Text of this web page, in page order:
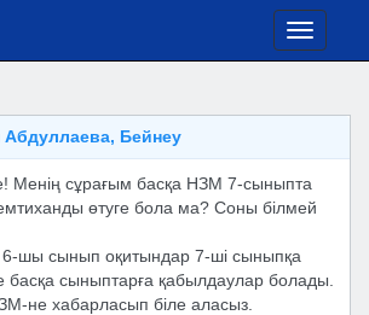
Toggle
Абдуллаева, Бейнеу
Менің сұрағым басқа НЗМ 7-сыныпта
өтуге бола ма? Соны білмей
6-шы сынып оқитындар 7-ші сыныпқа
сыныптарға қабылдаулар болады.
не хабарласып біле аласыз.